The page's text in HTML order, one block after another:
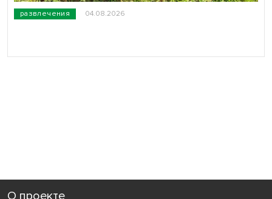
развлечения 04.08.2026
О проекте